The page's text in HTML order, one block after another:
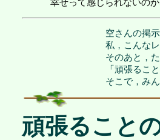
幸せって感じられないのか
空さんの掲
私，こんな
そのあと，
「頑張るこ
そこで，み
頑張ること